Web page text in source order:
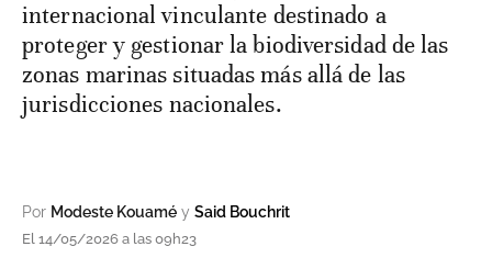
internacional vinculante destinado a
proteger y gestionar la biodiversidad de las
zonas marinas situadas más allá de las
jurisdicciones nacionales.
Por Modeste Kouamé y Said Bouchrit
El 14/05/2026 a las 09h23